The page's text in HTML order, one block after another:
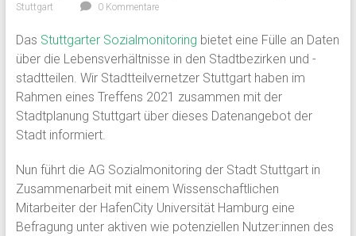
Stuttgart
0 Kommentare
Das Stuttgarter Sozialmonitoring bietet eine Fülle an Daten
über die Lebensverhältnisse in den Stadtbezirken und -
stadtteilen. Wir Stadtteilvernetzer Stuttgart haben im
Rahmen eines Treffens 2021 zusammen mit der
Stadtplanung Stuttgart über dieses Datenangebot der
Stadt informiert.
Nun führt die AG Sozialmonitoring der Stadt Stuttgart in
Zusammenarbeit mit einem Wissenschaftlichen
Mitarbeiter der HafenCity Universität Hamburg eine
Befragung unter aktiven wie potenziellen Nutzer:innen des